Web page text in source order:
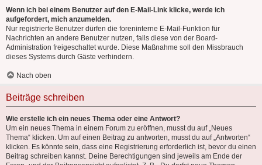
Wenn ich bei einem Benutzer auf den E-Mail-Link klicke, werde ich
aufgefordert, mich anzumelden.
Nur registrierte Benutzer dürfen die foreninterne E-Mail-Funktion für
Nachrichten an andere Benutzer nutzen, falls diese von der Board-
Administration freigeschaltet wurde. Diese Maßnahme soll den Missbrauch
dieses Systems durch Gäste verhindern.
Nach oben
Beiträge schreiben
Wie erstelle ich ein neues Thema oder eine Antwort?
Um ein neues Thema in einem Forum zu eröffnen, musst du auf „Neues
Thema“ klicken. Um auf einen Beitrag zu antworten, musst du auf „Antworten“
klicken. Es könnte sein, dass eine Registrierung erforderlich ist, bevor du einen
Beitrag schreiben kannst. Deine Berechtigungen sind jeweils am Ende der